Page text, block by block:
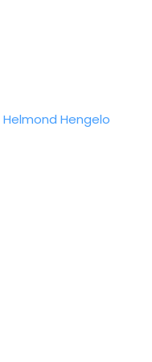
Helmond Hengelo